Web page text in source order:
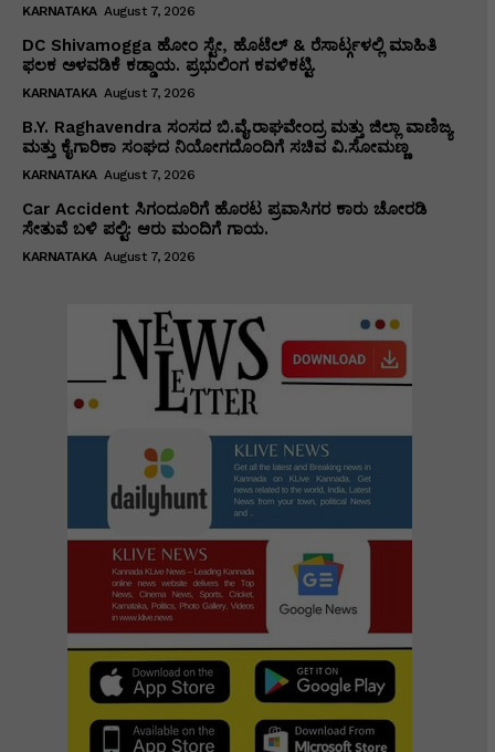
KARNATAKA August 7, 2026
DC Shivamogga ಹೋಂ ಸ್ಟೇ, ಹೊಟೆಲ್ & ರೆಸಾರ್ಟ್ಗಳಲ್ಲಿ ಮಾಹಿತಿ
ಫಲಕ ಅಳವಡಿಕೆ ಕಡ್ಡಾಯ. ಪ್ರಭುಲಿಂಗ ಕವಳಿಕಟ್ಟಿ.
KARNATAKA August 7, 2026
B.Y. Raghavendra ಸಂಸದ ಬಿ.ವೈ.ರಾಘವೇಂದ್ರ ಮತ್ತು ಜಿಲ್ಲಾ ವಾಣಿಜ್ಯ
ಮತ್ತು ಕೈಗಾರಿಕಾ ಸಂಘದ ನಿಯೋಗದೊಂದಿಗೆ ಸಚಿವ ವಿ‌.ಸೋಮಣ್ಣ
KARNATAKA August 7, 2026
Car Accident ಸಿಗಂದೂರಿಗೆ ಹೊರಟ ಪ್ರವಾಸಿಗರ ಕಾರು ಚೋರಡಿ
ಸೇತುವೆ ಬಳಿ ಪಲ್ಟಿ: ಆರು ಮಂದಿಗೆ ಗಾಯ.
KARNATAKA August 7, 2026